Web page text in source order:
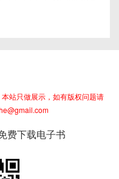
站只做展示，如有版权问题请
费下载电子书